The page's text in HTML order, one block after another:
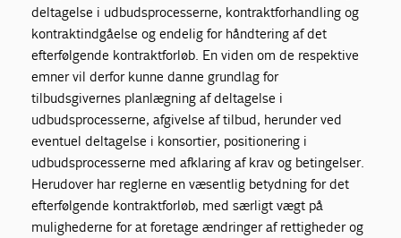
deltagelse i udbudsprocesserne, kontraktforhandling og
kontraktindgåelse og endelig for håndtering af det
efterfølgende kontraktforløb. En viden om de respektive
emner vil derfor kunne danne grundlag for
tilbudsgivernes planlægning af deltagelse i
udbudsprocesserne, afgivelse af tilbud, herunder ved
eventuel deltagelse i konsortier, positionering i
udbudsprocesserne med afklaring af krav og betingelser.
Herudover har reglerne en væsentlig betydning for det
efterfølgende kontraktforløb, med særligt vægt på
mulighederne for at foretage ændringer af rettigheder og